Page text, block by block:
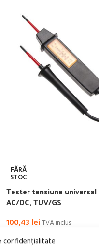
confidențialitate
FĂRĂ
STOC
Tester tensiune universal
AC/DC, TUV/GS
100,43 lei TVA inclus
CITEȘTE MAI MULT